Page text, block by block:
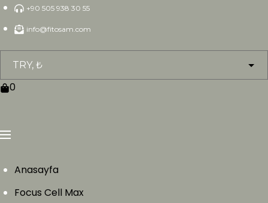
Skip
content
+90 505 938 30 55
info@fitosam.com
0
Anasayfa
Focus Cell Max